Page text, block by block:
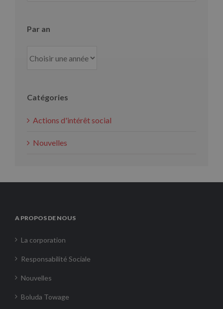
Par an
Catégories
Actions d'intérêt social
Nouvelles
A PROPOS DE NOUS
La corporation
Responsabilité Sociale
Nouvelles
Boluda Towage